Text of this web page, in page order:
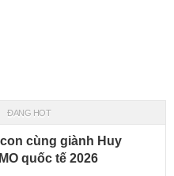
ĐANG HOT
cùng giành Huy
quốc tế 2026